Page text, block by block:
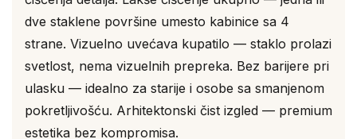
dve staklene površine umesto kabinice sa 4
strane. Vizuelno uvećava kupatilo — staklo prolazi
svetlost, nema vizuelnih prepreka. Bez barijere pri
ulasku — idealno za starije i osobe sa smanjenom
pokretljivošću. Arhitektonski čist izgled — premium
estetika bez kompromisa.